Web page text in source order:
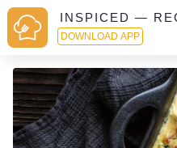
INSPICED —
DOWNLOAD APP